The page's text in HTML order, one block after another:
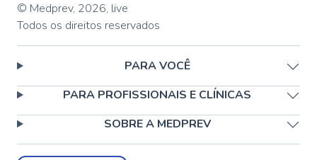
© Medprev, 2026, live
Todos os direitos reservados
PARA VOCÊ
PARA PROFISSIONAIS E CLÍNICAS
SOBRE A MEDPREV